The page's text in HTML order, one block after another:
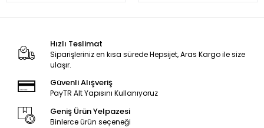
Hızlı Teslimat
Siparişleriniz en kısa sürede Hepsijet, Aras Kargo ile size
ulaşır.
Güvenli Alışveriş
PayTR Alt Yapısını Kullanıyoruz
Geniş Ürün Yelpazesi
Binlerce ürün seçeneği